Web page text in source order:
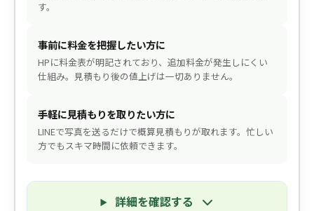
す。
事前に料金を把握したい方に
HPに料金表が明記されており、追加料金が発生しにくい
仕組み。見積もり後の値上げは一切ありません。
手軽に見積もりを取りたい方に
LINEで写真を送るだけで概算見積もりが取れます。忙しい
方でもスキマ時間に依頼できます。
詳細を確認する